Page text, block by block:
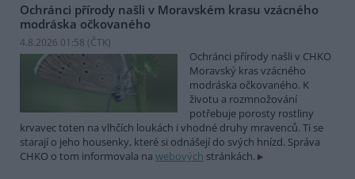
Ochránci přírody našli v Moravském krasu vzácného
modráska očkovaného
4.8.2026 01:58 (ČTK)
Ochránci přírody našli v CHKO
Moravský kras vzácného
modráska očkovaného. K
životu a rozmnožování
potřebuje porosty rostliny
krvavec toten na vlhčích loukách i vhodné druhy mravenců. Ti se
starají o jeho housenky, které si odnášejí do svých hnízd. Správa
CHKO o tom informovala na webových stránkách.